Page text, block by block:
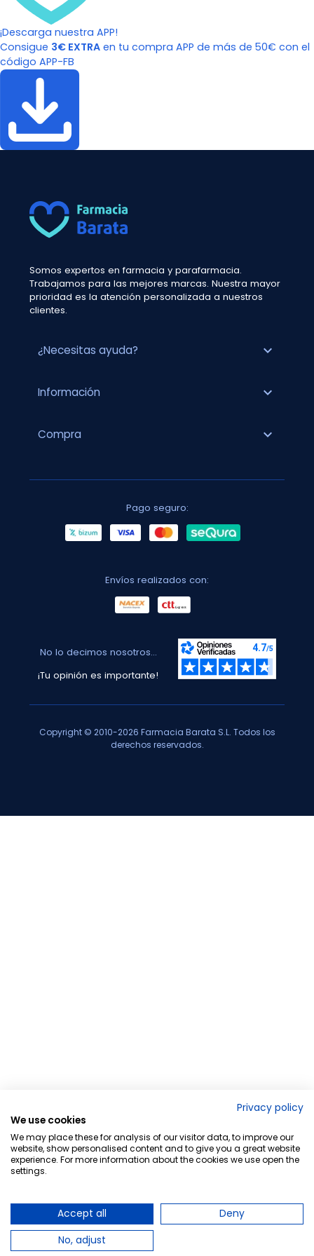
¡Descarga nuestra APP!
Consigue 3€ EXTRA en tu compra APP de más de 50€ con el
código APP-FB
Somos expertos en farmacia y parafarmacia.
Trabajamos para las mejores marcas. Nuestra mayor
prioridad es la atención personalizada a nuestros
clientes.
¿Necesitas ayuda? expand_more
Información expand_more
Compra expand_more
Pago seguro:
Envíos realizados con:
No lo decimos nosotros...
¡Tu opinión es importante!
Copyright © 2010-2026 Farmacia Barata S.L. Todos los
derechos reservados.
Privacy policy
We use cookies
We may place these for analysis of our visitor data, to improve our
website, show personalised content and to give you a great website
experience. For more information about the cookies we use open the
settings.
Accept all
Deny
No, adjust